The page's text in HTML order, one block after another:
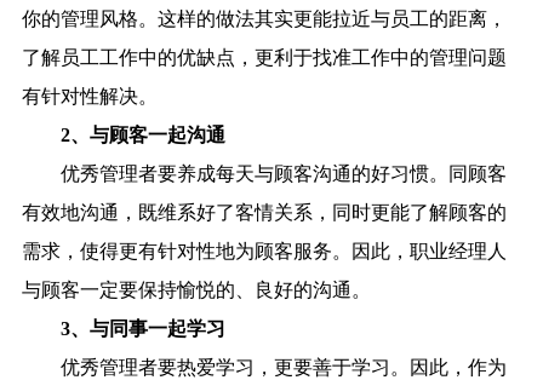
你的管理风格。这样的做法其实更能拉近与员工的距离，
了解员工工作中的优缺点，更利于找准工作中的管理问题
有针对性解决。
2、与顾客一起沟通
优秀管理者要养成每天与顾客沟通的好习惯。同顾客
有效地沟通，既维系好了客情关系，同时更能了解顾客的
需求，使得更有针对性地为顾客服务。因此，职业经理人
与顾客一定要保持愉悦的、良好的沟通。
3、与同事一起学习
优秀管理者要热爱学习，更要善于学习。因此，作为